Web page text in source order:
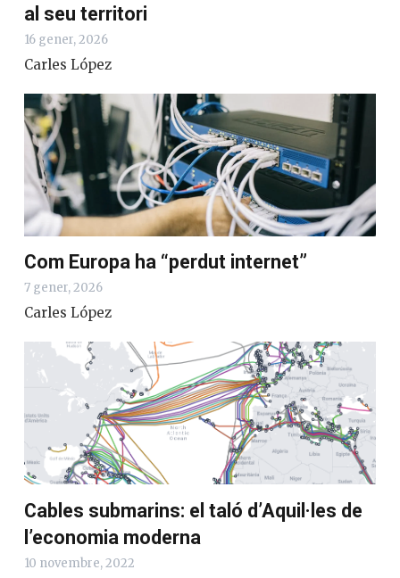
al seu territori
16 gener, 2026
Carles López
Com Europa ha “perdut internet”
7 gener, 2026
Carles López
Cables submarins: el taló d’Aquil·les de
l’economia moderna
10 novembre, 2022